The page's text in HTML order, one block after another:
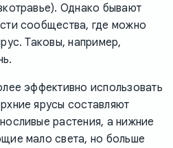
Однако бывают
сообщества, где можно
Таковы, например,
эффективно использовать
ярусы составляют
растения, а нижние
мало света, но больше